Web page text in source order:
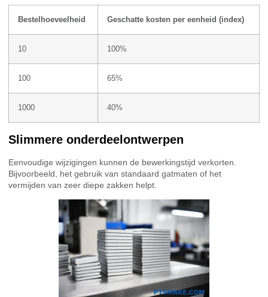
Bestelhoeveelheid Geschatte kosten per eenheid (index)
10 100%
100 65%
1000 40%
Slimmere onderdeelontwerpen
Eenvoudige wijzigingen kunnen de bewerkingstijd verkorten.
Bijvoorbeeld, het gebruik van standaard gatmaten of het
vermijden van zeer diepe zakken helpt.